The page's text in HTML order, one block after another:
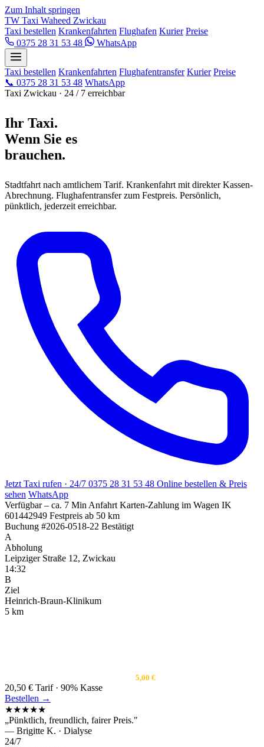
Zum Inhalt springen
TW Taxi Waheed Zwickau
Taxi bestellen Krankenfahrten Flughafen Kurier Preise
0375 28 31 53 48
WhatsApp
Taxi bestellen Krankenfahrten Flughafentransfer Kurier Preise
📞 0375 28 31 53 48 WhatsApp
Taxi Zwickau · 24 / 7 erreichbar
Ihr Taxi.
Wenn Sie es
brauchen.
Stadtfahrt nach amtlichem Tarif. Krankenfahrt mit direkter Kassen-
Abrechnung. Flughafentransfer zum Festpreis. Persönlich,
pünktlich, jederzeit erreichbar.
Jetzt Taxi rufen · 24/7 0375 28 31 53 48 Online bestellen & Preis
sehen WhatsApp
Verfügbar – ca. 7 Min Anfahrt Karten-Zahlung im Wagen IK
601442949 Festpreis ab 50 km
Buchung #2026-0518-22 Bestätigt
A
Abholung
Leipziger Straße 12, Zwickau
14:32
B
Ziel
Heinrich-Braun-Klinikum
5 km
5,00 €
20,50 € Tarif · 90% Kasse
Bestellen →
★★★★★
„Pünktlich, freundlich, fairer Preis."
— Brigitte K. · Dialyse
24/7